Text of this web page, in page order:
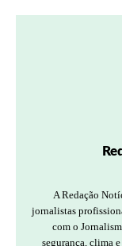
A Redação
jornalistas
com o
segurança, clima